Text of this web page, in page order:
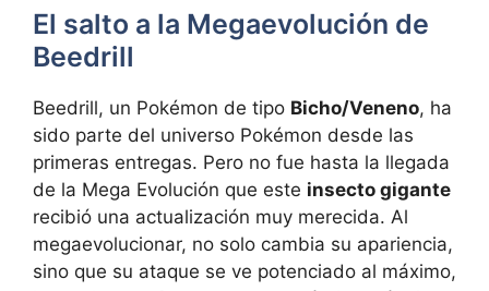
El salto a la Megaevolución de
Beedrill
Beedrill, un Pokémon de tipo Bicho/Veneno, ha
sido parte del universo Pokémon desde las
primeras entregas. Pero no fue hasta la llegada
de la Mega Evolución que este insecto gigante
recibió una actualización muy merecida. Al
megaevolucionar, no solo cambia su apariencia,
sino que su ataque se ve potenciado al máximo,